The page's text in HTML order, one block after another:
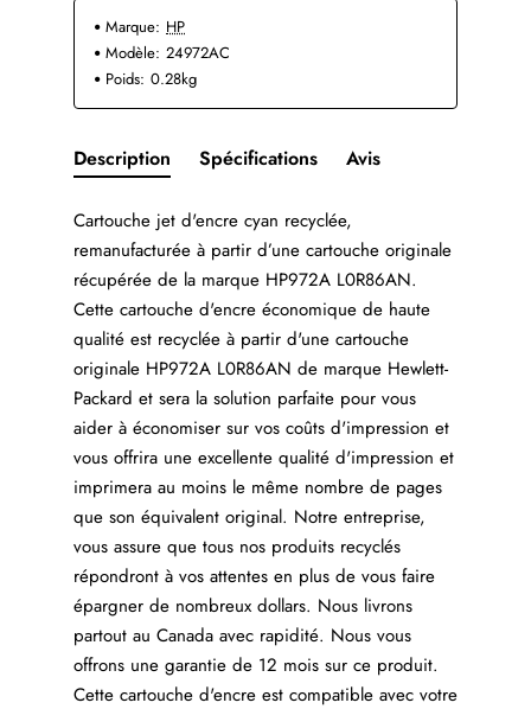
Marque: HP
Modèle: 24972AC
Poids: 0.28kg
Description Spécifications Avis
Cartouche jet d'encre cyan recyclée,
remanufacturée à partir d’une cartouche originale
récupérée de la marque HP972A L0R86AN.
Cette cartouche d'encre économique de haute
qualité est recyclée à partir d'une cartouche
originale HP972A L0R86AN de marque Hewlett-
Packard et sera la solution parfaite pour vous
aider à économiser sur vos coûts d'impression et
vous offrira une excellente qualité d'impression et
imprimera au moins le même nombre de pages
que son équivalent original. Notre entreprise,
vous assure que tous nos produits recyclés
répondront à vos attentes en plus de vous faire
épargner de nombreux dollars. Nous livrons
partout au Canada avec rapidité. Nous vous
offrons une garantie de 12 mois sur ce produit.
Cette cartouche d'encre est compatible avec votre